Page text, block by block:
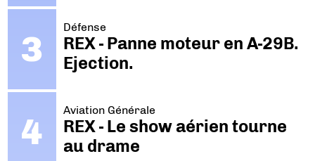
Défense
REX - Panne moteur en A-29B.
Ejection.
Aviation Générale
REX - Le show aérien tourne
au drame